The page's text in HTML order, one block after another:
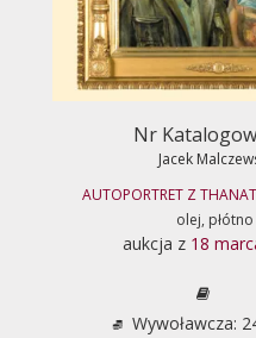
Nr
Jacek
AUTOPORTRET Z
olej, płótno
aukcja z 18
Wywoławcza: